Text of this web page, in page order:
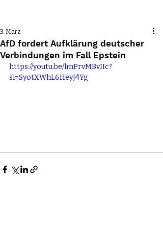
AfD fordert Aufklärung deutscher
Verbindungen im Fall Epstein
3. März
https://youtu.be/lmPrvMBvIIc?
si=SyotXWhL6HeyJ4Yg